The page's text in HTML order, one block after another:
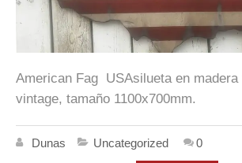
American Fag USAsilueta en
vintage, tamaño 1100x700mm.
Dunas Uncategorized 0